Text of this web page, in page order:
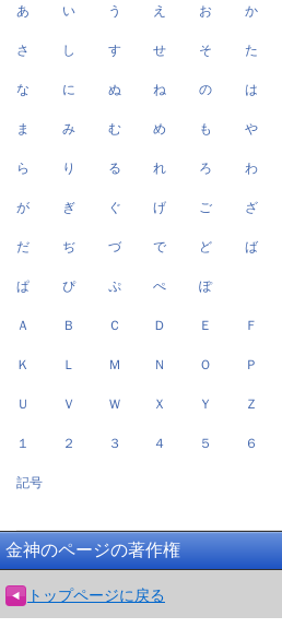
あ い う え お か
さ し す せ そ た
な に ぬ ね の は
ま み む め も や
ら り る れ ろ わ
が ぎ ぐ げ ご ざ
だ ぢ づ で ど ば
ぱ ぴ ぷ ぺ ぽ
Ａ Ｂ Ｃ Ｄ Ｅ Ｆ
Ｋ Ｌ Ｍ Ｎ Ｏ Ｐ
Ｕ Ｖ Ｗ Ｘ Ｙ Ｚ
１ ２ ３ ４ ５ ６
記号
金神のページの著作権
トップページに戻る